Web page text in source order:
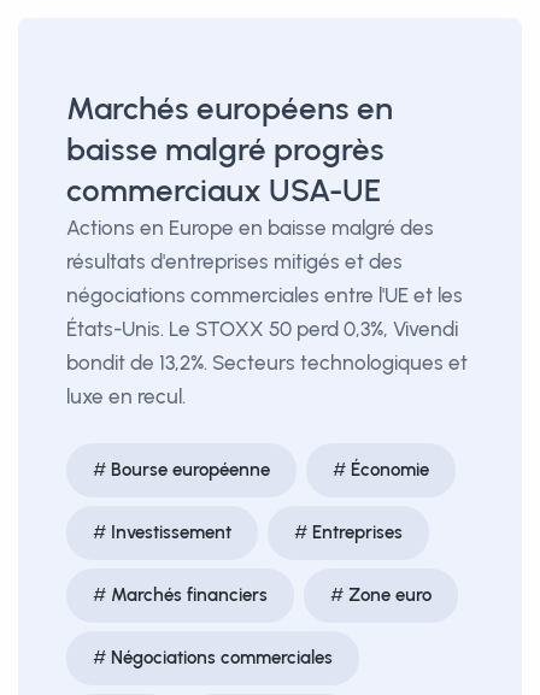
Marchés européens en
baisse malgré progrès
commerciaux USA-UE
Actions en Europe en baisse malgré des
résultats d'entreprises mitigés et des
négociations commerciales entre l'UE et les
États-Unis. Le STOXX 50 perd 0,3%, Vivendi
bondit de 13,2%. Secteurs technologiques et
luxe en recul.
Bourse européenne Économie
Investissement Entreprises
Marchés financiers Zone euro
Négociations commerciales